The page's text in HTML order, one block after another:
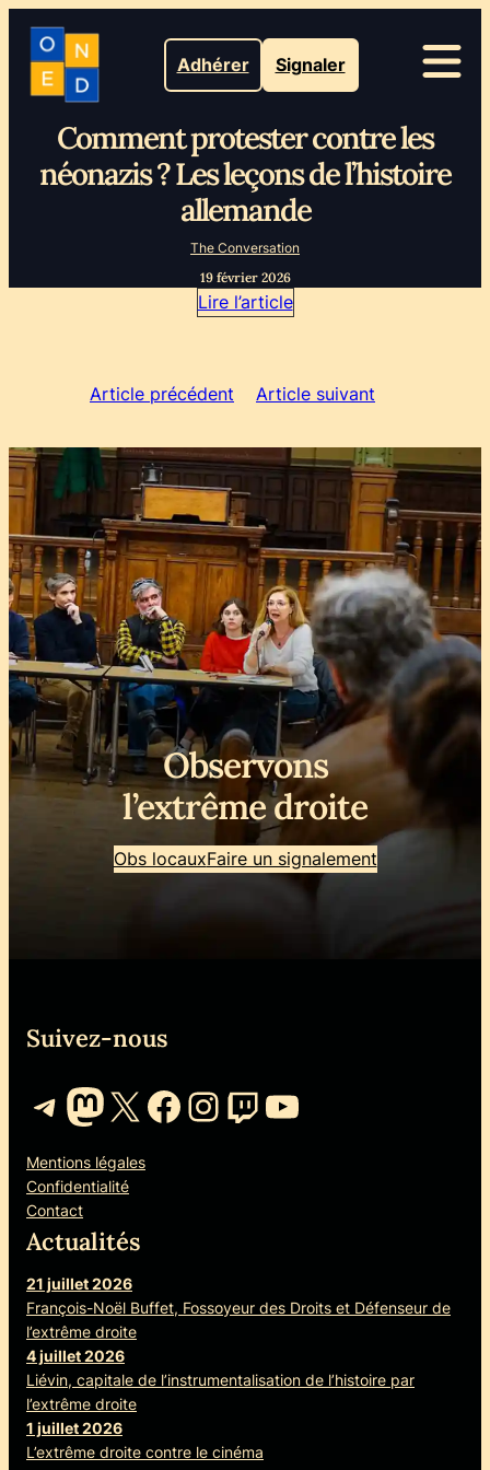
Adhérer Signaler
Comment protester contre les
néonazis ? Les leçons de l’histoire
allemande
The Conversation
19 février 2026
Lire l’article
Article précédent Article suivant
Observons
l’extrême droite
Obs locauxFaire un signalement
Suivez-nous
Telegram
Mastodon
X Facebook
Instagram
Twitch
YouTube
Mentions légales
Confidentialité
Contact
Actualités
21 juillet 2026
François-Noël Buffet, Fossoyeur des Droits et Défenseur de
l’extrême droite
4 juillet 2026
Liévin, capitale de l’instrumentalisation de l’histoire par
l’extrême droite
1 juillet 2026
L’extrême droite contre le cinéma